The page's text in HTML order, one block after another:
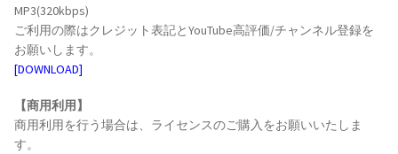
MP3(320kbps)
ご利用の際はクレジット表記とYouTube高評価/チャンネル登録を
お願いします。
[DOWNLOAD]
【商用利用】
商用利用を行う場合は、ライセンスのご購入をお願いいたしま
す。